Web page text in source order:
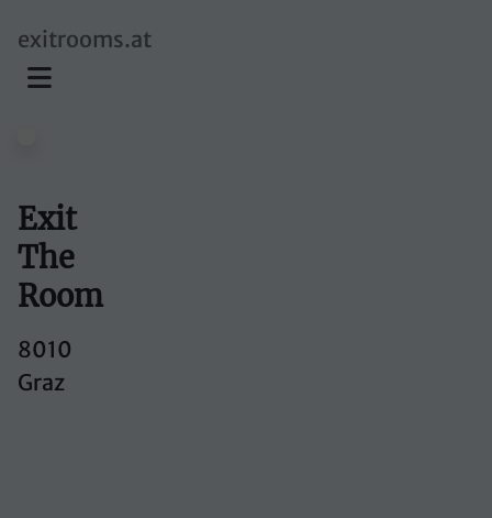
exitrooms.at
Exit
The
Room
8010
Graz